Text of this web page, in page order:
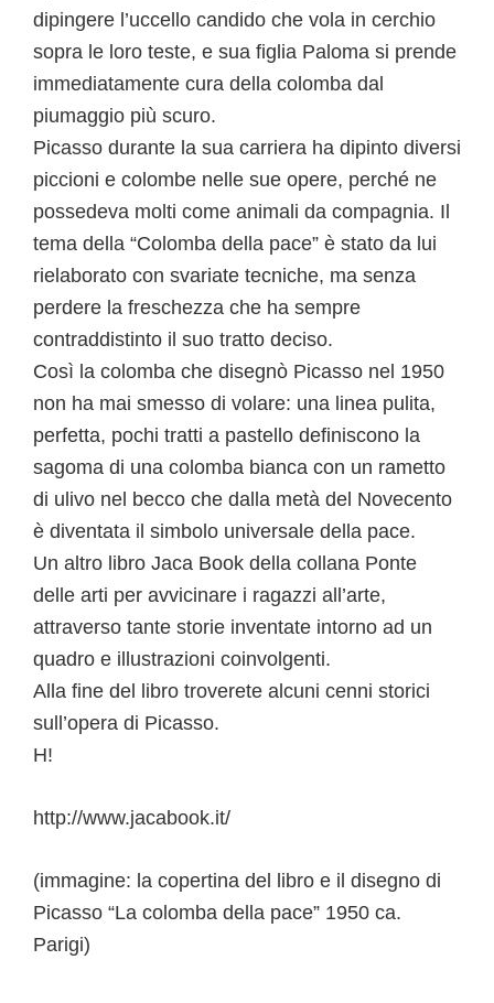
dipingere l’uccello candido che vola in cerchio
sopra le loro teste, e sua figlia Paloma si prende
immediatamente cura della colomba dal
piumaggio più scuro.
Picasso durante la sua carriera ha dipinto diversi
piccioni e colombe nelle sue opere, perché ne
possedeva molti come animali da compagnia. Il
tema della “Colomba della pace” è stato da lui
rielaborato con svariate tecniche, ma senza
perdere la freschezza che ha sempre
contraddistinto il suo tratto deciso.
Così la colomba che disegnò Picasso nel 1950
non ha mai smesso di volare: una linea pulita,
perfetta, pochi tratti a pastello definiscono la
sagoma di una colomba bianca con un rametto
di ulivo nel becco che dalla metà del Novecento
è diventata il simbolo universale della pace.
Un altro libro Jaca Book della collana Ponte
delle arti per avvicinare i ragazzi all’arte,
attraverso tante storie inventate intorno ad un
quadro e illustrazioni coinvolgenti.
Alla fine del libro troverete alcuni cenni storici
sull’opera di Picasso.
H!
http://www.jacabook.it/
(immagine: la copertina del libro e il disegno di
Picasso “La colomba della pace” 1950 ca.
Parigi)